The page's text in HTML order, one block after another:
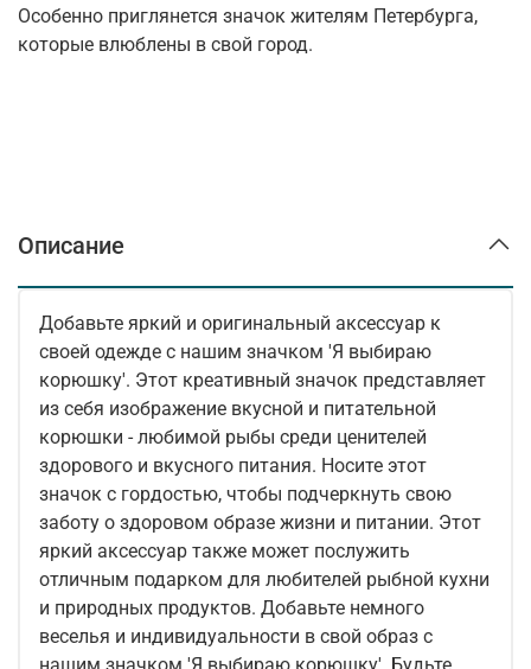
Особенно приглянется значок жителям Петербурга,
которые влюблены в свой город.
Описание
Добавьте яркий и оригинальный аксессуар к
своей одежде с нашим значком 'Я выбираю
корюшку'. Этот креативный значок представляет
из себя изображение вкусной и питательной
корюшки - любимой рыбы среди ценителей
здорового и вкусного питания. Носите этот
значок с гордостью, чтобы подчеркнуть свою
заботу о здоровом образе жизни и питании. Этот
яркий аксессуар также может послужить
отличным подарком для любителей рыбной кухни
и природных продуктов. Добавьте немного
веселья и индивидуальности в свой образ с